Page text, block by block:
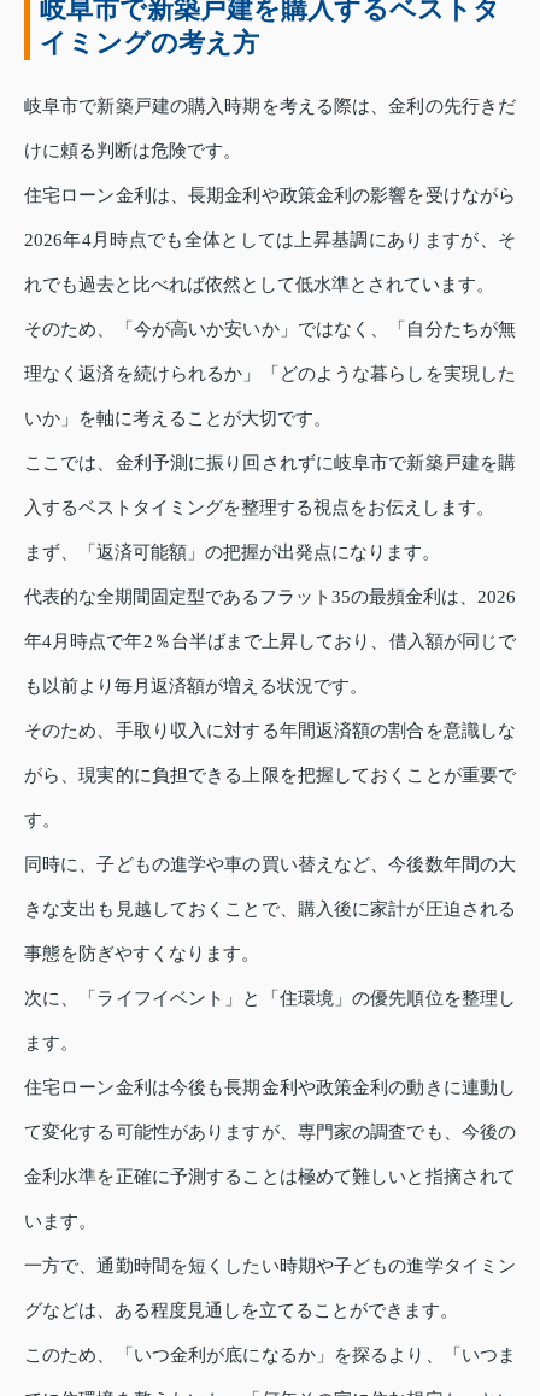
岐阜市で新築戸建を購入するベストタ
イミングの考え方
岐阜市で新築戸建の購入時期を考える際は、金利の先行きだ
けに頼る判断は危険です。
住宅ローン金利は、長期金利や政策金利の影響を受けながら
2026年4月時点でも全体としては上昇基調にありますが、そ
れでも過去と比べれば依然として低水準とされています。
そのため、「今が高いか安いか」ではなく、「自分たちが無
理なく返済を続けられるか」「どのような暮らしを実現した
いか」を軸に考えることが大切です。
ここでは、金利予測に振り回されずに岐阜市で新築戸建を購
入するベストタイミングを整理する視点をお伝えします。
まず、「返済可能額」の把握が出発点になります。
代表的な全期間固定型であるフラット35の最頻金利は、2026
年4月時点で年2％台半ばまで上昇しており、借入額が同じで
も以前より毎月返済額が増える状況です。
そのため、手取り収入に対する年間返済額の割合を意識しな
がら、現実的に負担できる上限を把握しておくことが重要で
す。
同時に、子どもの進学や車の買い替えなど、今後数年間の大
きな支出も見越しておくことで、購入後に家計が圧迫される
事態を防ぎやすくなります。
次に、「ライフイベント」と「住環境」の優先順位を整理し
ます。
住宅ローン金利は今後も長期金利や政策金利の動きに連動し
て変化する可能性がありますが、専門家の調査でも、今後の
金利水準を正確に予測することは極めて難しいと指摘されて
います。
一方で、通勤時間を短くしたい時期や子どもの進学タイミン
グなどは、ある程度見通しを立てることができます。
このため、「いつ金利が底になるか」を探るより、「いつま